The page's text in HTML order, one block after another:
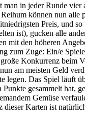
in jeder Runde vier
können nun alle
Preis, und
ist), gucken alle
mit den höheren
zum Zuge: Ein/e
Konkurrenz beim
am meisten Geld
legen. Das Spiel läuft
gesammelt hat,
Gemüse
Karten ist